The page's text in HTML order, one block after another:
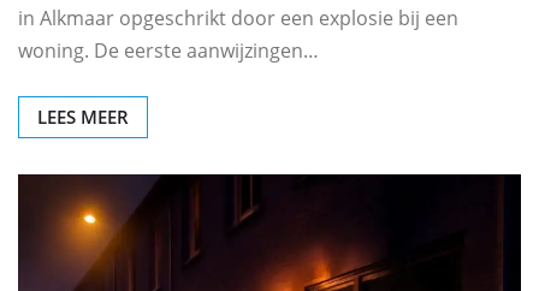
in Alkmaar opgeschrikt door een explosie bij een
woning. De eerste aanwijzingen…
LEES MEER